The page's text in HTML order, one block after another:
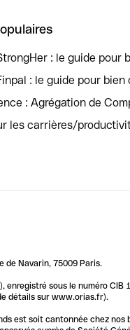
: le guide pour
: le guide pour bien
: Agrégation de
les carrières/
de Navarin, 75009 Paris.
sous le numéro
détails sur www.orias.fr).
est soit cantonnée chez nos